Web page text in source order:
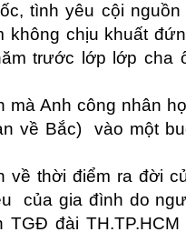
tình yêu cội
không chịu khuất
trước lớp lớp cha
Anh công nhân họ
về Bắc) vào một
về thời điểm ra đời
của gia đình do
TGĐ đài